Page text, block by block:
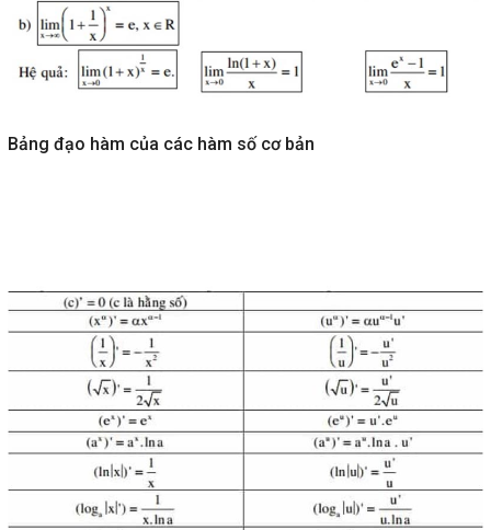
Bảng đạo hàm của các hàm số cơ bản